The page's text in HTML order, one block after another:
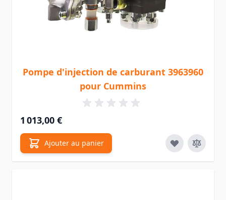
Pompe d'injection de carburant 3963960
pour Cummins
1 013,00 €
Ajouter au panier